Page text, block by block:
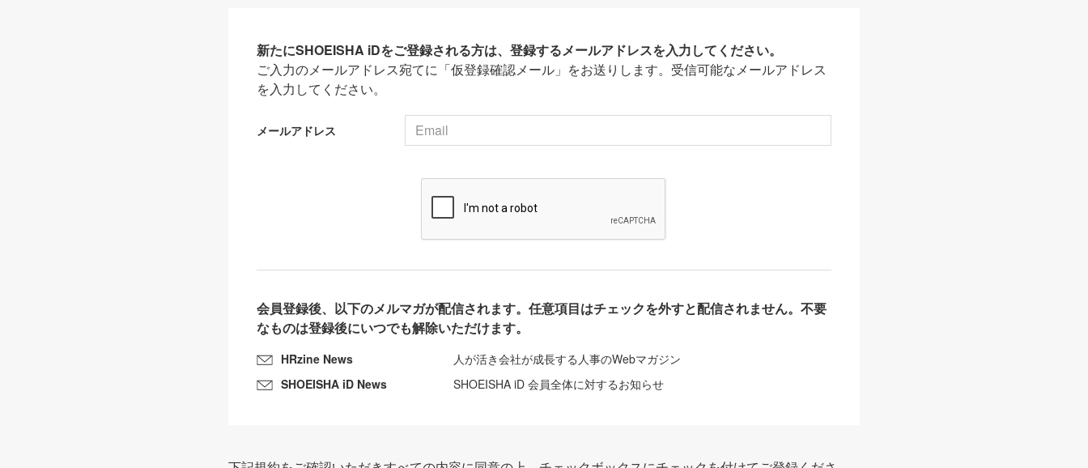
新たにSHOEISHA iDをご登録される方は、登録するメールアドレスを入力してください。
ご入力のメールアドレス宛てに「仮登録確認メール」をお送りします。受信可能なメールアドレス
を入力してください。
メールアドレス
会員登録後、以下のメルマガが配信されます。任意項目はチェックを外すと配信されません。不要
なものは登録後にいつでも解除いただけます。
HRzine News
人が活き会社が成長する人事のWebマガジン
SHOEISHA iD News
SHOEISHA iD 会員全体に対するお知らせ